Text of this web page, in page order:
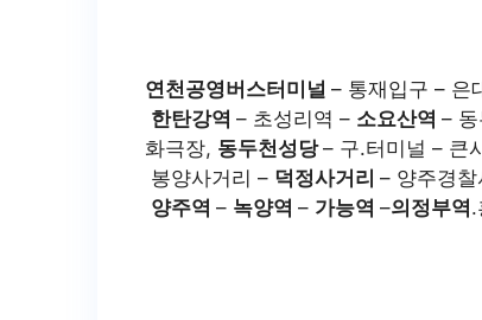
연천공영버스터미널 – 통재입구 – 은
한탄강역 – 초성리역 – 소요산역 –
화극장, 동두천성당– 구.터미널 – 큰
봉양사거리 – 덕정사거리 – 양주경
양주역 – 녹양역 – 가능역 –의정부역.